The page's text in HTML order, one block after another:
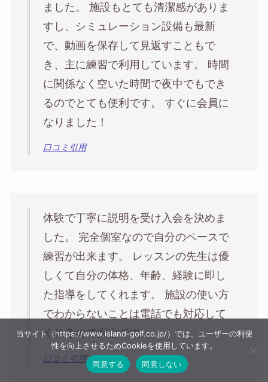
ました。 施設もとても清潔感がありま
すし、シミュレーション設備も最新
で、動画を保存して見返すこともで
き、主に練習で利用しています。 時間
に関係なく空いた時間で夜中でもでき
るのでとても便利です。 すぐに会員に
なりました！
口コミ引用
体験で丁寧に説明を受け入会を決めま
した。 完全個室なので自分のペースで
練習が出来ます。 レッスンの先生は優
しくて自分の体格、年齢、経験に即し
た指導をしてくれます。 施設の使い方
でわからないことは電話でも対応して
くれるので安心です。
口コミ引用
当サイト（https://www.island-golf.co.jp/）では、ユーザーの利便
性を向上させるためCookieを使用しています。
同意する
同意しない